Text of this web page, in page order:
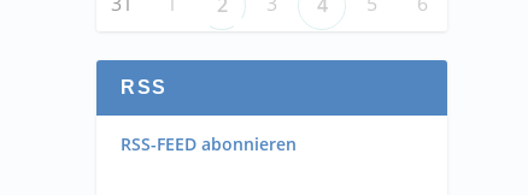
RSS
RSS-FEED abonnieren